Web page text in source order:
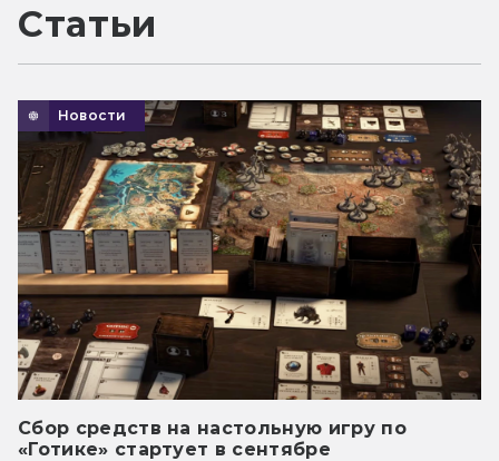
Статьи
Новости
Сбор средств на настольную игру по
«Готике» стартует в сентябре